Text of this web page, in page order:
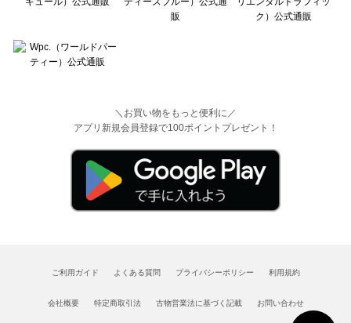
＼お買い物をもっと便利に／
アプリ新規会員登録で100ポイントプレゼント！
ご利用ガイド よくある質問 プライバシーポリシー 利用規約
会社概要 特定商取引法 古物営業法に基づく記載 お問い合わせ